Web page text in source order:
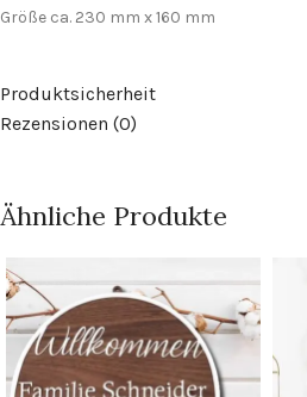
Größe ca. 230 mm x 160 mm
Produktsicherheit
Rezensionen (0)
Ähnliche Produkte